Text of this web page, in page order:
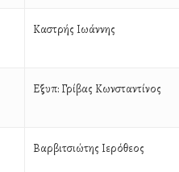
Καστρής Ιωάννης
Εξυπ: Γρίβας Κωνσταντίνος
Βαρβιτσιώτης Ιερόθεος